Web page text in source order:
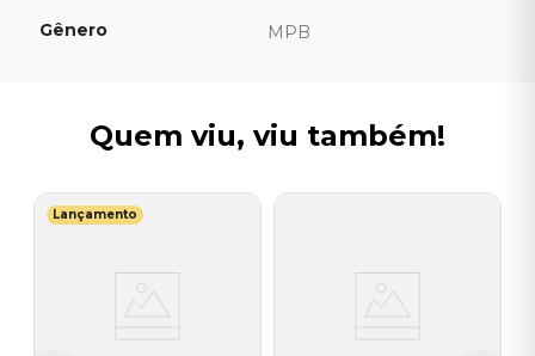
Gênero MPB
Quem viu, viu também!
Lançamento